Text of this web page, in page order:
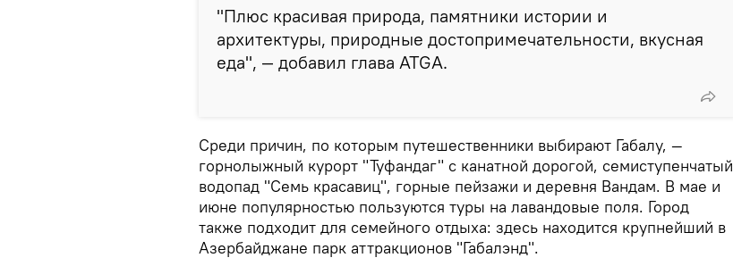
"Плюс красивая природа, памятники истории и
архитектуры, природные достопримечательности, вкусная
еда", — добавил глава ATGA.
Среди причин, по которым путешественники выбирают Габалу, —
горнолыжный курорт "Туфандаг" с канатной дорогой, семиступенчатый
водопад "Семь красавиц", горные пейзажи и деревня Вандам. В мае и
июне популярностью пользуются туры на лавандовые поля. Город
также подходит для семейного отдыха: здесь находится крупнейший в
Азербайджане парк аттракционов "Габалэнд".